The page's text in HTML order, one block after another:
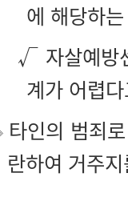
에 해당하
√ 자살예방
계가 어렵
타인의 범죄
란하여 거주